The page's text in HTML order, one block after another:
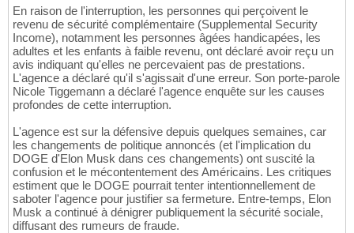
En raison de l'interruption, les personnes qui perçoivent le
revenu de sécurité complémentaire (Supplemental Security
Income), notamment les personnes âgées handicapées, les
adultes et les enfants à faible revenu, ont déclaré avoir reçu un
avis indiquant qu'elles ne percevaient pas de prestations.
L'agence a déclaré qu'il s'agissait d'une erreur. Son porte-parole
Nicole Tiggemann a déclaré l'agence enquête sur les causes
profondes de cette interruption.
L'agence est sur la défensive depuis quelques semaines, car
les changements de politique annoncés (et l'implication du
DOGE d'Elon Musk dans ces changements) ont suscité la
confusion et le mécontentement des Américains. Les critiques
estiment que le DOGE pourrait tenter intentionnellement de
saboter l'agence pour justifier sa fermeture. Entre-temps, Elon
Musk a continué à dénigrer publiquement la sécurité sociale,
diffusant des rumeurs de fraude.